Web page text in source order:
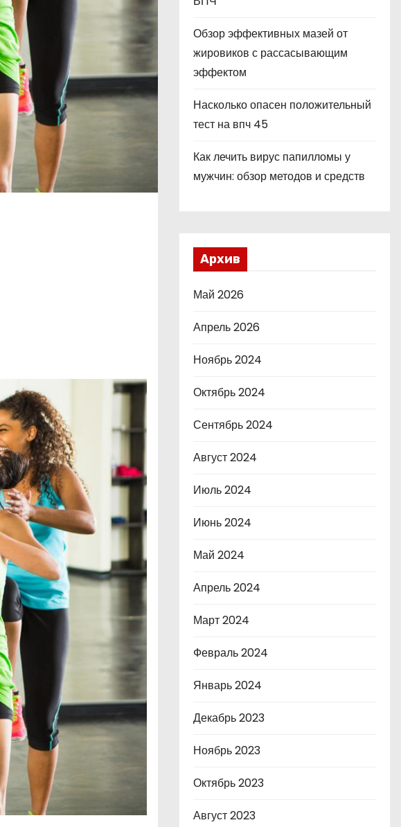
Обзор эффективных мазей от
жировиков с рассасывающим
эффектом
Насколько опасен положительный
тест на впч 45
Как лечить вирус папилломы у
мужчин: обзор методов и средств
Архив
Май 2026
Апрель 2026
Ноябрь 2024
Октябрь 2024
Сентябрь 2024
Август 2024
Июль 2024
Июнь 2024
Май 2024
Апрель 2024
Март 2024
Февраль 2024
Январь 2024
Декабрь 2023
Ноябрь 2023
Октябрь 2023
Август 2023